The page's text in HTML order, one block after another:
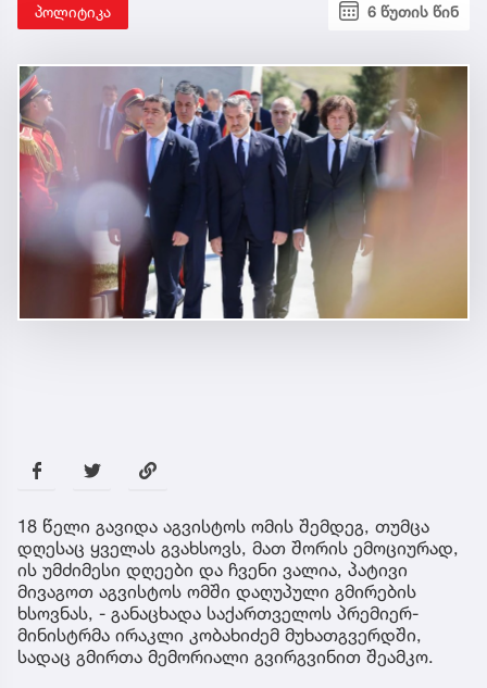
პოლიტიკა 6 წუთის წინ
18 წელი გავიდა აგვისტოს ომის შემდეგ, თუმცა
დღესაც ყველას გვახსოვს, მათ შორის ემოციურად,
ის უმძიმესი დღეები და ჩვენი ვალია, პატივი
მივაგოთ აგვისტოს ომში დაღუპული გმირების
ხსოვნას, - განაცხადა საქართველოს პრემიერ-
მინისტრმა ირაკლი კობახიძემ მუხათგვერდში,
სადაც გმირთა მემორიალი გვირგვინით შეამკო.